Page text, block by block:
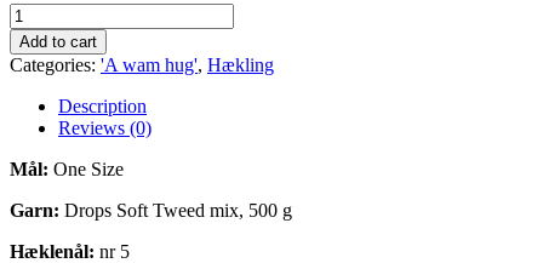
'a
warm
hug'
7
hygge
ponchoen
quantity
Add to cart
Categories: 'A wam hug', Hækling
Description
Reviews (0)
Mål: One Size
Garn: Drops Soft Tweed mix, 500 g
Hæklenål: nr 5